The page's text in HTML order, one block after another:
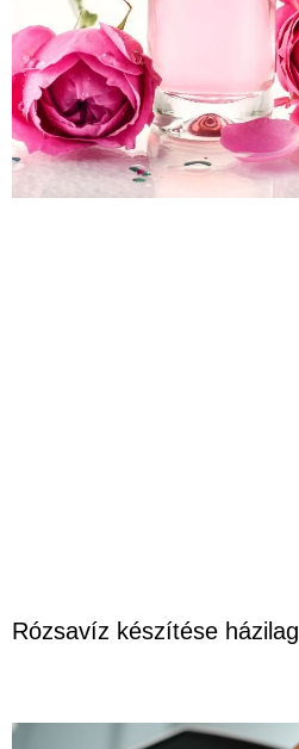
Rózsavíz készítése házilag